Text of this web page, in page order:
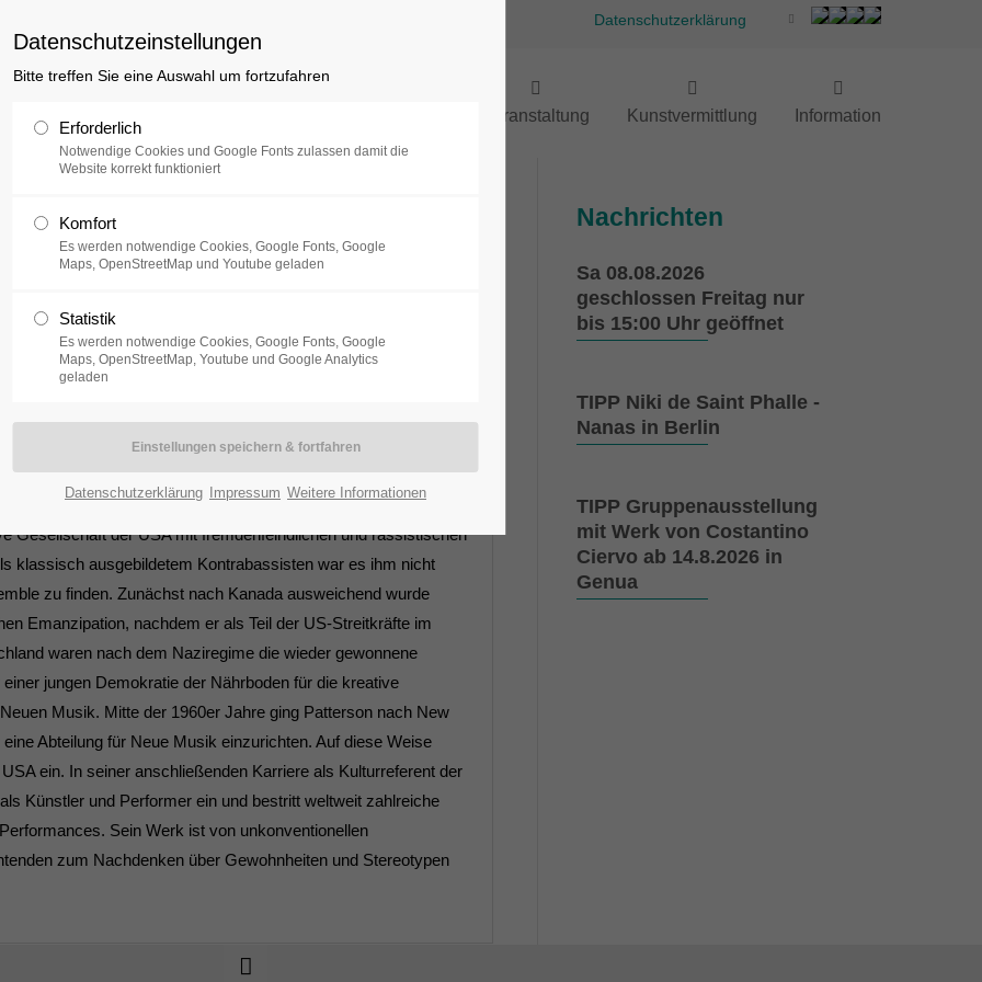
Datenschutzerklärung
Veranstaltung Kunstvermittlung Information
Kriegskinder
Gesellschaft der USA mit fremdenfeindlichen und rassistischen
klassisch ausgebildetem Kontrabassisten war es ihm nicht
zu finden. Zunächst nach Kanada ausweichend wurde
Emanzipation, nachdem er als Teil der US-Streitkräfte im
waren nach dem Naziregime die wieder gewonnene
jungen Demokratie der Nährboden für die kreative
Musik. Mitte der 1960er Jahre ging Patterson nach New
Abteilung für Neue Musik einzurichten. Auf diese Weise
ein. In seiner anschließenden Karriere als Kulturreferent der
Künstler und Performer ein und bestritt weltweit zahlreiche
Sein Werk ist von unkonventionellen
zum Nachdenken über Gewohnheiten und Stereotypen
Nachrichten
Sa 08.08.2026
geschlossen Freitag nur
bis 15:00 Uhr geöffnet
TIPP Niki de Saint Phalle -
Nanas in Berlin
TIPP Gruppenausstellung
mit Werk von Costantino
Ciervo ab 14.8.2026 in
Genua
Datenschutzeinstellungen
Bitte treffen Sie eine Auswahl um fortzufahren
Erforderlich
Notwendige Cookies und Google Fonts zulassen damit die
Website korrekt funktioniert
Komfort
Es werden notwendige Cookies, Google Fonts, Google
Maps, OpenStreetMap und Youtube geladen
Statistik
Es werden notwendige Cookies, Google Fonts, Google
Maps, OpenStreetMap, Youtube und Google Analytics
geladen
Datenschutzerklärung Impressum Weitere Informationen